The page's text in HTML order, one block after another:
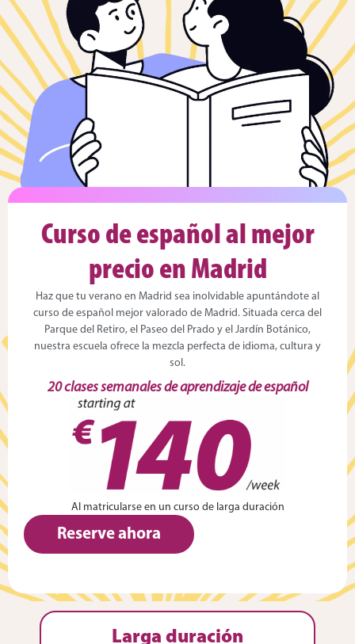
Curso de español al mejor
precio en Madrid
Haz que tu verano en Madrid sea inolvidable apuntándote al
curso de español mejor valorado de Madrid. Situada cerca del
Parque del Retiro, el Paseo del Prado y el Jardín Botánico,
nuestra escuela ofrece la mezcla perfecta de idioma, cultura y
sol.
20 clases semanales de aprendizaje de español
Al matricularse en un curso de larga duración
Reserve ahora
Larga duración